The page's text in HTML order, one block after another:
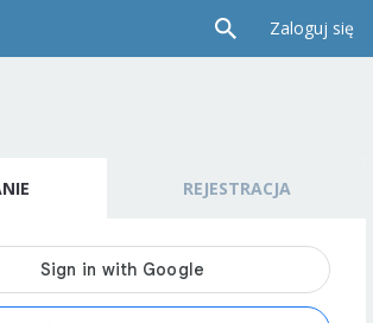
Zaloguj się
REJESTRACJA